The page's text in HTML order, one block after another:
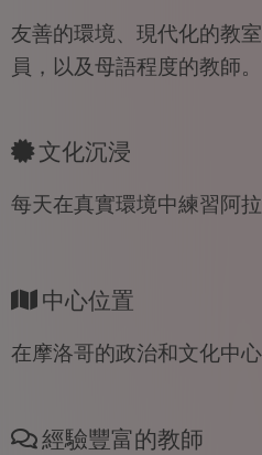
友善的環境、現代化的教
員，以及母語程度的教師。
文化沉浸
每天在真實環境中練習阿拉
中心位置
在摩洛哥的政治和文化中心
經驗豐富的教師